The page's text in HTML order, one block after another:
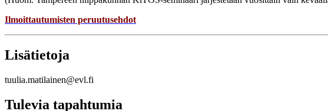
Ilmoittautumisten peruutusehdot
Lisätietoja
tuulia.matilainen@evl.fi
Tulevia tapahtumia